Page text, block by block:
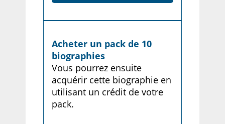
Acheter un pack de 10
biographies
Vous pourrez ensuite
acquérir cette biographie en
utilisant un crédit de votre
pack.